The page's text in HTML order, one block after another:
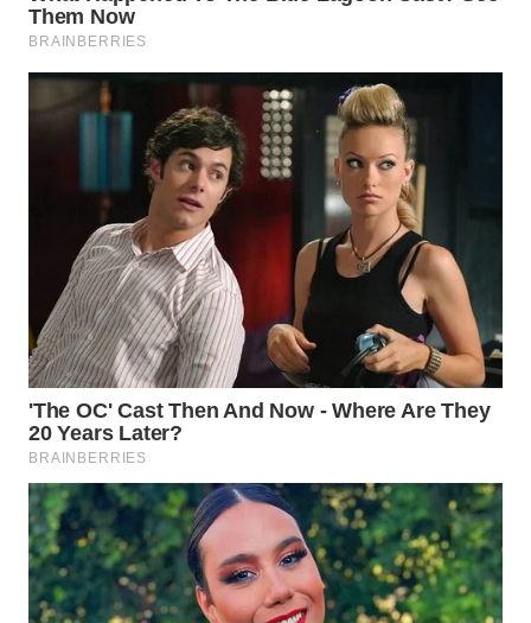
WN
CIREBON
WN
WN
KUNINGAN
WN
MAJALENGKA
WN
SUBANG
WN
WN
PURWAKARTA